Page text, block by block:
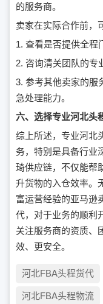
的服务商。
卖家在实际合作前，
1. 查看是否提供全程
2. 咨询清关团队的专
3. 参考其他卖家的服
急处理能力。
六、选择专业河北头
综上所述，专业河北
务，特别是具备行业
琦供应链，不仅能帮
升货物的入仓效率。
富运营经验的亚马逊
代，对于业务的顺利
关注服务商的资质、
效、更安全。
河北FBA头程货代
河北FBA头程物流